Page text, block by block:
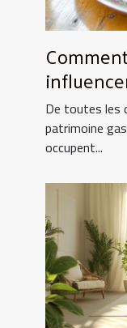
De toutes les
patrimoine
occupent...